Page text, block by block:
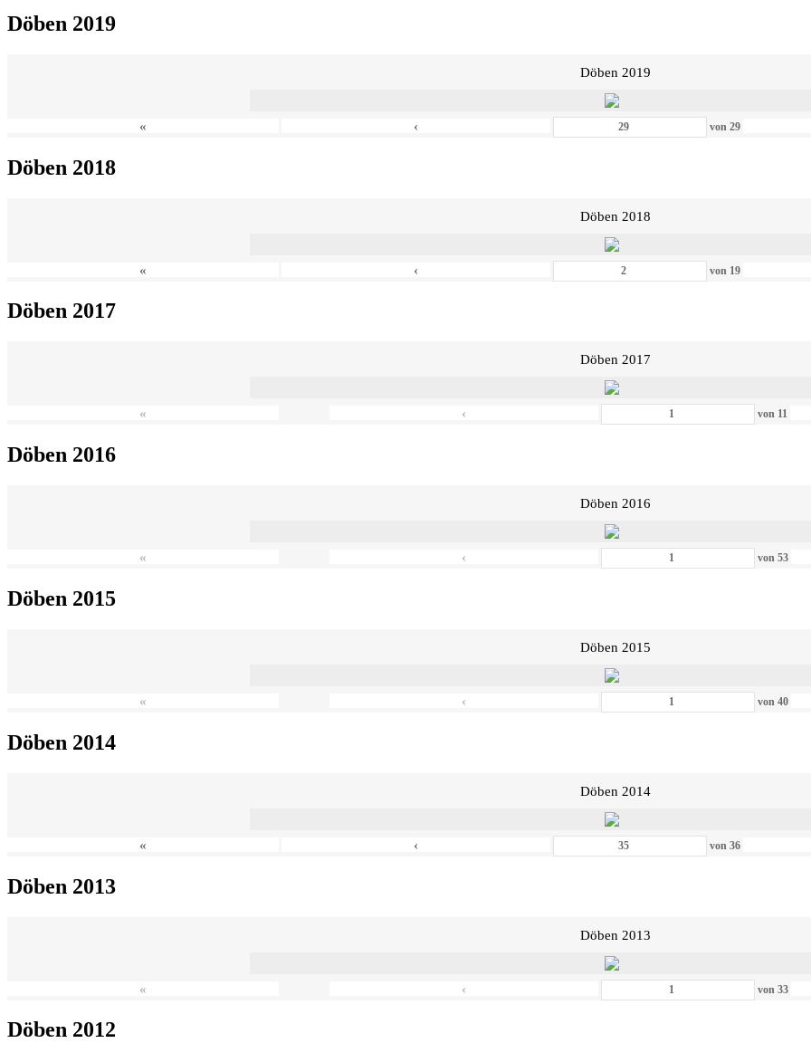
Döben 2019
Döben 2019
« ‹ von29
Döben 2018
Döben 2018
« ‹ von 19
Döben 2017
Döben 2017
« ‹ von 11
Döben 2016
Döben 2016
« ‹ von53
Döben 2015
Döben 2015
« ‹ von40
Döben 2014
Döben 2014
« ‹ von36
Döben 2013
Döben 2013
« ‹ von33
Döben 2012